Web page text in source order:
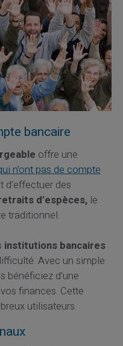
bancaire
offre une
n’ont pas de compte
d’effectuer des
d’espèces,le
traditionnel.
institutions bancaires
Avec un simple
bénéficiez d’une
finances. Cette
utilisateurs.